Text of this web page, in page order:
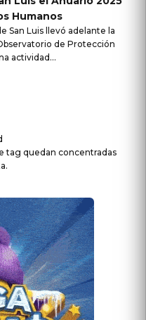
Humanos
San Luis llevó adelante la
de Protección
actividad...
tag quedan concentradas